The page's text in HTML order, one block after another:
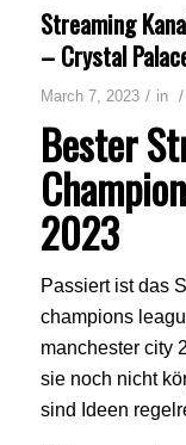
Streaming
– Crystal
March 7, 2023 / in /
Bester
2023
Passiert ist das
champions
manchester city
sie noch nicht
sind Ideen